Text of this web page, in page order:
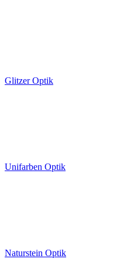
Glitzer Optik
Unifarben Optik
Naturstein Optik